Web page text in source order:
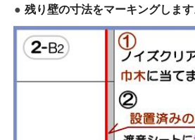
残り壁の寸法をマーキングします